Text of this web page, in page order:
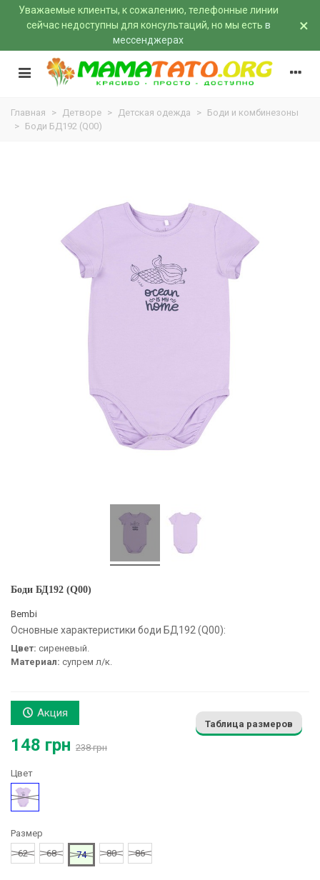
Уважаемые клиенты, к сожалению, телефонные линии
сейчас недоступны для консультаций, но мы есть в
мессенджерах
×
Главная > Детворе > Детская одежда > Боди и комбинезоны
> Боди БД192 (Q00)
Боди БД192 (Q00)
Bembi
Основные характеристики боди БД192 (Q00):
Цвет: сиреневый.
Материал: супрем л/к.
Акция
148 грн 238 грн
Таблица размеров
Цвет
Фиолетовый
Размер
62
68 74 80 86